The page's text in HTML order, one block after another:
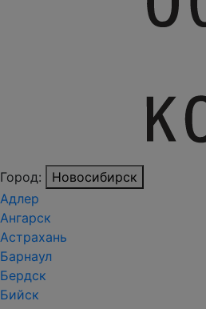
Город:
Новосибирск
Адлер
Ангарск
Астрахань
Барнаул
Бердск
Бийск